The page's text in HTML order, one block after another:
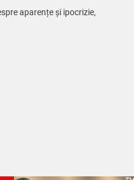
aparențe și ipocrizie,